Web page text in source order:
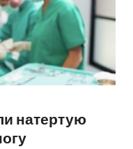
натертую